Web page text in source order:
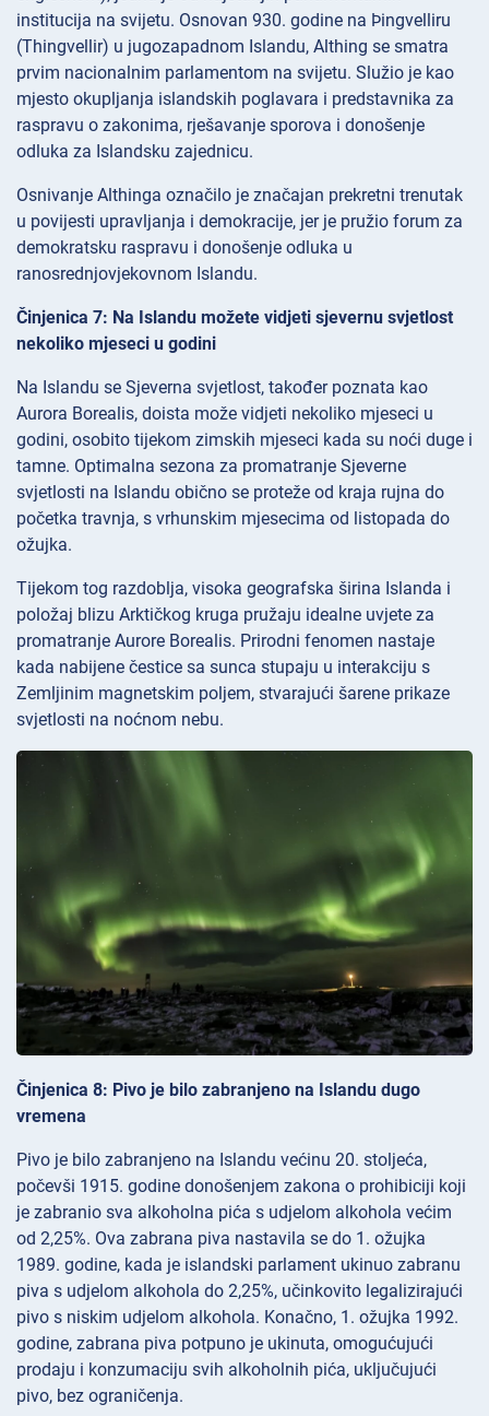
institucija na svijetu. Osnovan 930. godine na Þingvelliru
(Thingvellir) u jugozapadnom Islandu, Althing se smatra
prvim nacionalnim parlamentom na svijetu. Služio je kao
mjesto okupljanja islandskih poglavara i predstavnika za
raspravu o zakonima, rješavanje sporova i donošenje
odluka za Islandsku zajednicu.
Osnivanje Althinga označilo je značajan prekretni trenutak
u povijesti upravljanja i demokracije, jer je pružio forum za
demokratsku raspravu i donošenje odluka u
ranosrednjovjekovnom Islandu.
Činjenica 7: Na Islandu možete vidjeti sjevernu svjetlost
nekoliko mjeseci u godini
Na Islandu se Sjeverna svjetlost, također poznata kao
Aurora Borealis, doista može vidjeti nekoliko mjeseci u
godini, osobito tijekom zimskih mjeseci kada su noći duge i
tamne. Optimalna sezona za promatranje Sjeverne
svjetlosti na Islandu obično se proteže od kraja rujna do
početka travnja, s vrhunskim mjesecima od listopada do
ožujka.
Tijekom tog razdoblja, visoka geografska širina Islanda i
položaj blizu Arktičkog kruga pružaju idealne uvjete za
promatranje Aurore Borealis. Prirodni fenomen nastaje
kada nabijene čestice sa sunca stupaju u interakciju s
Zemljinim magnetskim poljem, stvarajući šarene prikaze
svjetlosti na noćnom nebu.
Činjenica 8: Pivo je bilo zabranjeno na Islandu dugo
vremena
Pivo je bilo zabranjeno na Islandu većinu 20. stoljeća,
počevši 1915. godine donošenjem zakona o prohibiciji koji
je zabranio sva alkoholna pića s udjelom alkohola većim
od 2,25%. Ova zabrana piva nastavila se do 1. ožujka
1989. godine, kada je islandski parlament ukinuo zabranu
piva s udjelom alkohola do 2,25%, učinkovito legalizirajući
pivo s niskim udjelom alkohola. Konačno, 1. ožujka 1992.
godine, zabrana piva potpuno je ukinuta, omogućujući
prodaju i konzumaciju svih alkoholnih pića, uključujući
pivo, bez ograničenja.